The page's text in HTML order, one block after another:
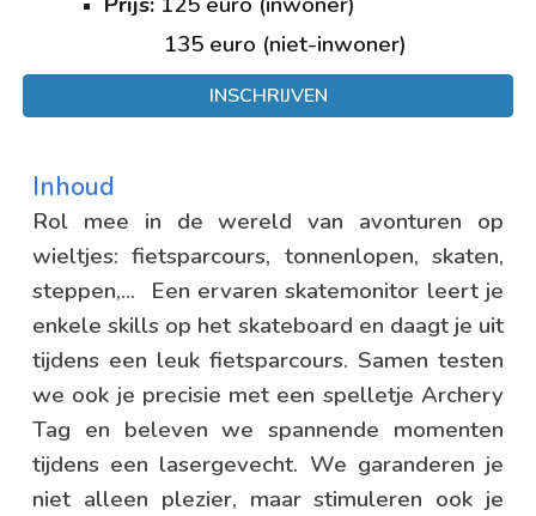
135 euro (niet-inwoner)
INSCHRIJVEN
Inhoud
Rol mee in de wereld van avonturen op
wieltjes: fietsparcours, tonnenlopen, skaten,
steppen,... Een ervaren skatemonitor leert je
enkele skills op het skateboard en daagt je uit
tijdens een leuk fietsparcours. Samen testen
we ook je precisie met een spelletje Archery
Tag en beleven we spannende momenten
tijdens een lasergevecht. We garanderen je
niet alleen plezier, maar stimuleren ook je